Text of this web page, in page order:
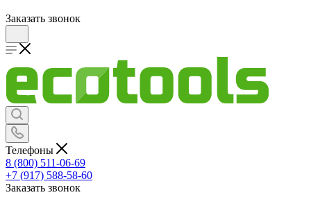
Заказать звонок
Телефоны
8 (800) 511-06-69
+7 (917) 588-58-60
Заказать звонок